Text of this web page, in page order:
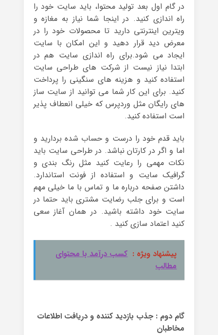
در گام اول بعد تولید محتوا، باید سایت خود را
راه اندازی کنید. در اینجا شما نیاز به مغازه و
ویترین اینترنتی دارید تا محصولات خود را در
معرض دید قرار دهید و این امکان با سایت
ایجاد می شود.برای راه اندازی سایت هم در
ابتدا نیاز نیست از شرکت های طراحی سایت
استفاده کنید و هزینه های سنگینی را پرداخت
کنید. برای این کار شما می توانید از سایت ساز
های رایگان مثل وردپرس که خیلی انعطاف پذیر
است استفاده کنید.
باید قدم خود را درست و حساب شده بردارید و
اما و اگر در کارتان نباشد. در طراحی سایت باید
نکات مهمی را رعایت کنید مثل رنگ بندی و
گرافیک سایت و استفاده از فونت استاندارد.
داشتن صفحه درباره ما و تماس با ما خیلی مهم
است و برای جلب رضایت مشتری باید حتما در
سایت خود داشته باشید. در همان آغاز سعی
کنید اعتماد سازی کنید .
پیشنهاد ویژه : کسب درآمد با محتوای
مطالب
گام دوم : جذب بازدید کننده و دریافت اطلاعات
مخاطبان